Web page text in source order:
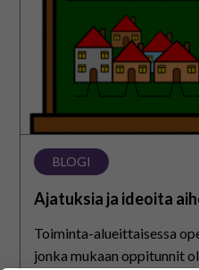
BLOGI
Ajatuksia ja ideoita
Toiminta-alueittaisessa
jonka mukaan oppitunnit